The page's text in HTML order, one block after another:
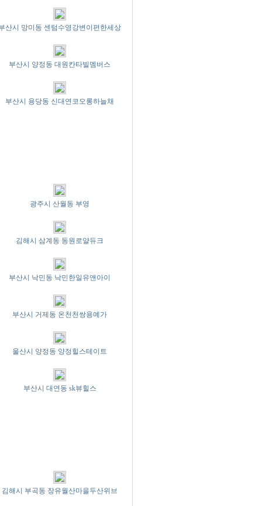
산시 망미동 센텀수영강변이편한세상
부산시 양정동 대원칸타빌멤버스
부산시 용당동 신대연코오롱하늘채
광주시 산월동 부영
김해시 삼계동 동원로얄듀크
부산시 낙민동 낙민한일유앤아이
부산시 거제동 온천천쌍용예가
울산시 양정동 양정힐스테이트
부산시 대연동 sk뷰힐스
김해시 부곡동 장유월산마을두산위브